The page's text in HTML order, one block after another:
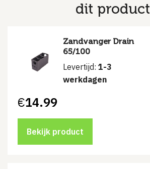
dit product
Zandvanger Drain
65/100
Levertijd: 1-3
werkdagen
€14.99
Bekijk product